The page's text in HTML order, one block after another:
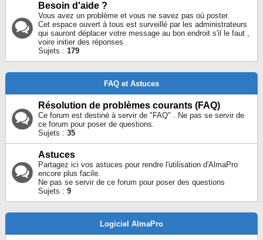
E
Besoin d'aide ?
Vous avez un problème et vous ne savez pas où poster.
Cet espace ouvert à tous est surveillé par les administrateurs
qui sauront déplacer votre message au bon endroit s'il le faut ,
voire initier des réponses
Sujets : 179
FAQ et Astuces
Résolution de problèmes courants (FAQ)
Ce forum est destiné à servir de "FAQ" . Ne pas se servir de
ce forum pour poser de questions.
Sujets : 35
Astuces
Partagez ici vos astuces pour rendre l'utilisation d'AlmaPro
encore plus facile.
Ne pas se servir de ce forum pour poser des questions
Sujets : 9
Logiciel AlmaPro